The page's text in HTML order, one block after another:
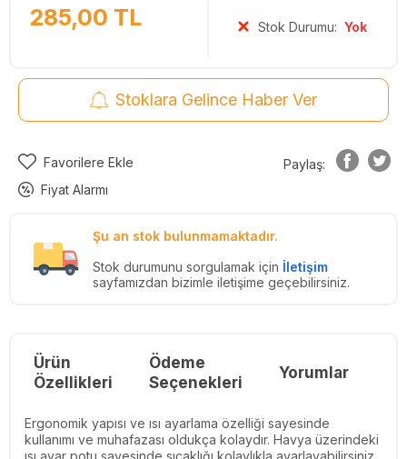
285,00 TL Stok Durumu:Yok
Stoklara Gelince Haber Ver
Favorilere Ekle
Fiyat Alarmı
Paylaş:
Şu an stok bulunmamaktadır.
Stok durumunu sorgulamak için İletişim
sayfamızdan bizimle iletişime geçebilirsiniz.
Ürün
Özellikleri
Ödeme
Seçenekleri
Yorumlar
Ergonomik yapısı ve ısı ayarlama özelliği sayesinde
kullanımı ve muhafazası oldukça kolaydır. Havya üzerindeki